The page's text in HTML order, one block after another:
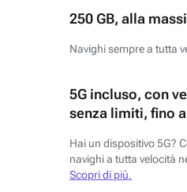
250 GB, alla
Navighi sempre a tutta
5G incluso, con
senza limiti, fino
Hai un dispositivo 5G?
navighi a tutta velocità
Scopri di più.